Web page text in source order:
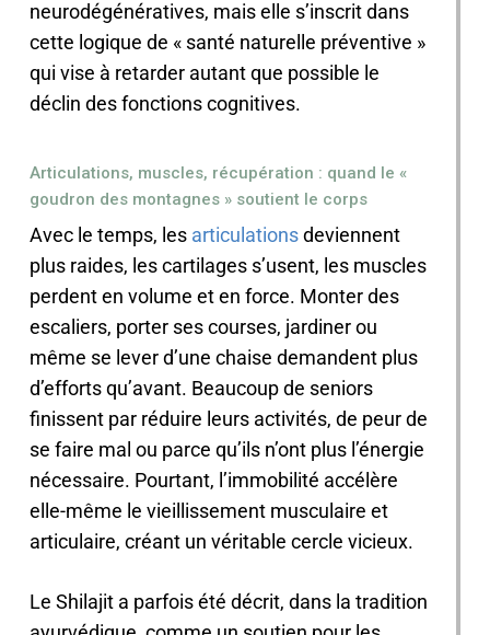
neurodégénératives, mais elle s’inscrit dans
cette logique de « santé naturelle préventive »
qui vise à retarder autant que possible le
déclin des fonctions cognitives.
Articulations, muscles, récupération : quand le «
goudron des montagnes » soutient le corps
Avec le temps, les articulationsdeviennent
plus raides, les cartilages s’usent, les muscles
perdent en volume et en force. Monter des
escaliers, porter ses courses, jardiner ou
même se lever d’une chaise demandent plus
d’efforts qu’avant. Beaucoup de seniors
finissent par réduire leurs activités, de peur de
se faire mal ou parce qu’ils n’ont plus l’énergie
nécessaire. Pourtant, l’immobilité accélère
elle-même le vieillissement musculaire et
articulaire, créant un véritable cercle vicieux.
Le Shilajit a parfois été décrit, dans la tradition